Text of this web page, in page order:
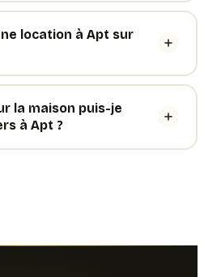
location à Apt sur
la maison puis-je
à Apt ?